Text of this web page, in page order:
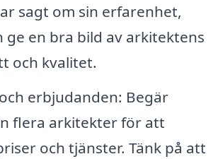
sagt om sin erfarenhet,
ge en bra bild av arkitektens
och kvalitet.
erbjudanden: Begär
flera arkitekter för att
och tjänster. Tänk på att